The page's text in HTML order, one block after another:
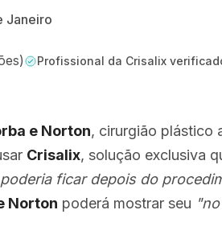
Janeiro
Profissional da Crisalix
e Norton, cirurgião plástico
Crisalix, solução exclusiva
ficar depois do
Norton poderá mostrar seu